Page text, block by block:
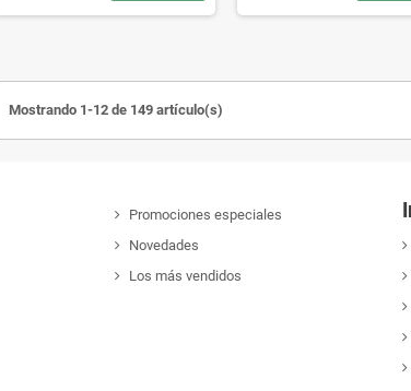
Mostrando 1-12 de 149 artículo(s)
Promociones especiales
Novedades
Los más vendidos